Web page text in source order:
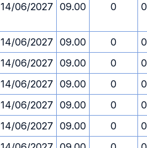
14/06/2027 09.00 0
14/06/2027 09.00 0
14/06/2027 09.00 0
14/06/2027 09.00 0
14/06/2027 09.00 0
14/06/2027 09.00 0